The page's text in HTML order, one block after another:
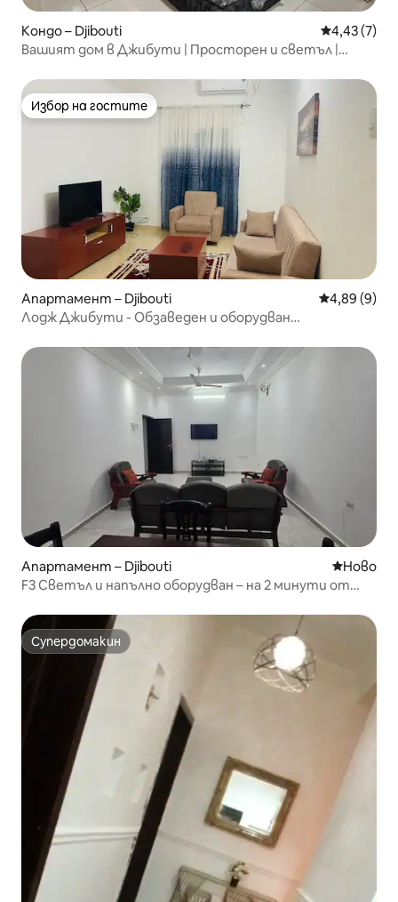
Кондо – Djibouti Средна
4,43 (7)
Вашият дом в Джибути | Просторен и светъл |
Избор на гостите
Избор на гостите
Апартамент – Djibouti Средна
4,89 (9)
Лодж Джибути - Обзаведен и оборудван
Апартамент – Djibouti Ново
Ново
F3 Светъл и напълно оборудван – на 2 минути от
Супердомакин
Супердомакин